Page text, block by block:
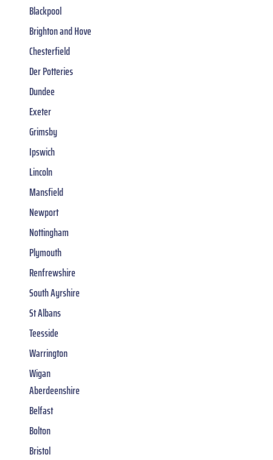
Blackpool
Brighton and Hove
Chesterfield
Der Potteries
Dundee
Exeter
Grimsby
Ipswich
Lincoln
Mansfield
Newport
Nottingham
Plymouth
Renfrewshire
South Ayrshire
St Albans
Teesside
Warrington
Wigan
Aberdeenshire
Belfast
Bolton
Bristol